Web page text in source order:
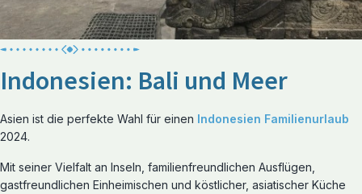
Indonesien: Bali und Meer
Asien ist die perfekte Wahl für einen Indonesien Familienurlaub
2024.
Mit seiner Vielfalt an Inseln, familienfreundlichen Ausflügen,
gastfreundlichen Einheimischen und köstlicher, asiatischer Küche